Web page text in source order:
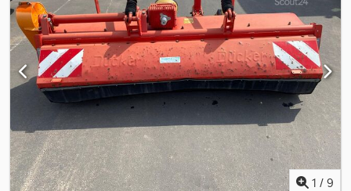
Verschleißschutzeinlage für VMS2200 aus hochfestem Kunststoff,
wechselbar, montiert in der Mäherhaube Sie haben Interesse?
Sprechen Sie uns unter der Rufnummer jederzeit gerne an.
Besichtigung nach vorheriger Terminvereinbarung.
1 / 9